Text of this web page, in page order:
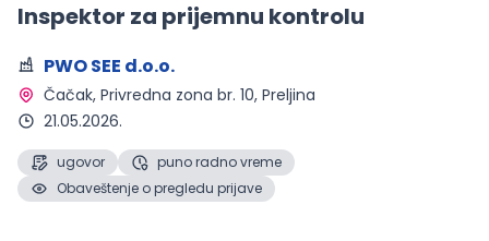
Inspektor za prijemnu kontrolu
PWO SEE d.o.o.
Čačak, Privredna zona br. 10, Preljina
21.05.2026.
ugovor
puno radno vreme
Obaveštenje o pregledu prijave